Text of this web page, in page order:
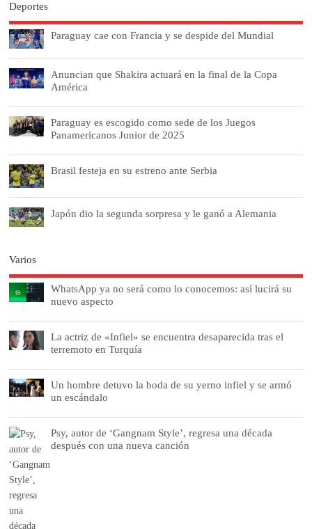
Deportes
Paraguay cae con Francia y se despide del Mundial
Anuncian que Shakira actuará en la final de la Copa
América
Paraguay es escogido como sede de los Juegos
Panamericanos Junior de 2025
Brasil festeja en su estreno ante Serbia
Japón dio la segunda sorpresa y le ganó a Alemania
Varios
WhatsApp ya no será como lo conocemos: así lucirá su
nuevo aspecto
La actriz de «Infiel» se encuentra desaparecida tras el
terremoto en Turquía
Un hombre detuvo la boda de su yerno infiel y se armó
un escándalo
Psy, autor de ‘Gangnam Style’, regresa una década
después con una nueva canción